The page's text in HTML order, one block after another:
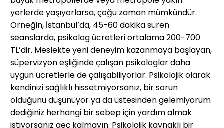
yerlerde yaşıyorlarsa, çoğu zaman mümkündür.
Örneğin, İstanbul’da, 45-60 dakika süren
seanslarda, psikolog ücretleri ortalama 200-700
TL’dir. Meslekte yeni deneyim kazanmaya başlayan,
süpervizyon eşliğinde çalışan psikologlar daha
uygun ücretlerle de çalışabiliyorlar. Psikolojik olarak
kendinizi sağlıklı hissetmiyorsanız, bir sorun
olduğunu düşünüyor ya da üstesinden gelemiyorum
dediğiniz herhangi bir sebep için yardım almak
istiyorsanız geç kalmayın. Psikolojik kaynaklı bir